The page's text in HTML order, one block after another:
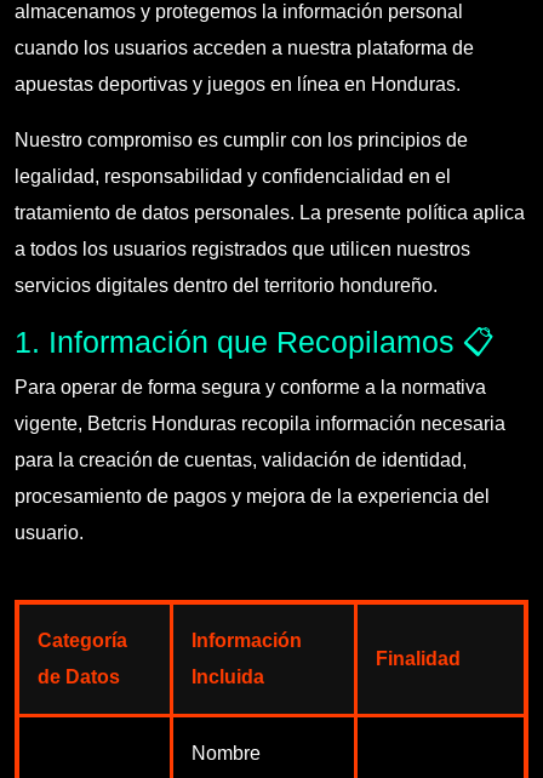
almacenamos y protegemos la información personal
cuando los usuarios acceden a nuestra plataforma de
apuestas deportivas y juegos en línea en Honduras.
Nuestro compromiso es cumplir con los principios de
legalidad, responsabilidad y confidencialidad en el
tratamiento de datos personales. La presente política aplica
a todos los usuarios registrados que utilicen nuestros
servicios digitales dentro del territorio hondureño.
1. Información que Recopilamos 📋
Para operar de forma segura y conforme a la normativa
vigente, Betcris Honduras recopila información necesaria
para la creación de cuentas, validación de identidad,
procesamiento de pagos y mejora de la experiencia del
usuario.
Categoría
de Datos
Información
Incluida
Finalidad
Nombre